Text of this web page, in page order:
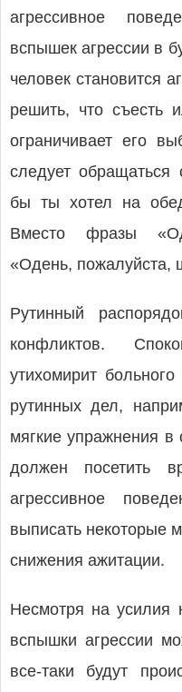
агрессивное
вспышек агрессии в
человек становится
решить, что съесть
ограничивает его
следует
бы ты хотел на
Вместо фразы
«Одень, пожалуйста,
Рутинный
конфликтов.
утихомирит
рутинных дел,
мягкие упражнения в
должен посетить
агрессивное
выписать некоторые
снижения ажитации.
Несмотря на усилия
вспышки агрессии
все-таки будут